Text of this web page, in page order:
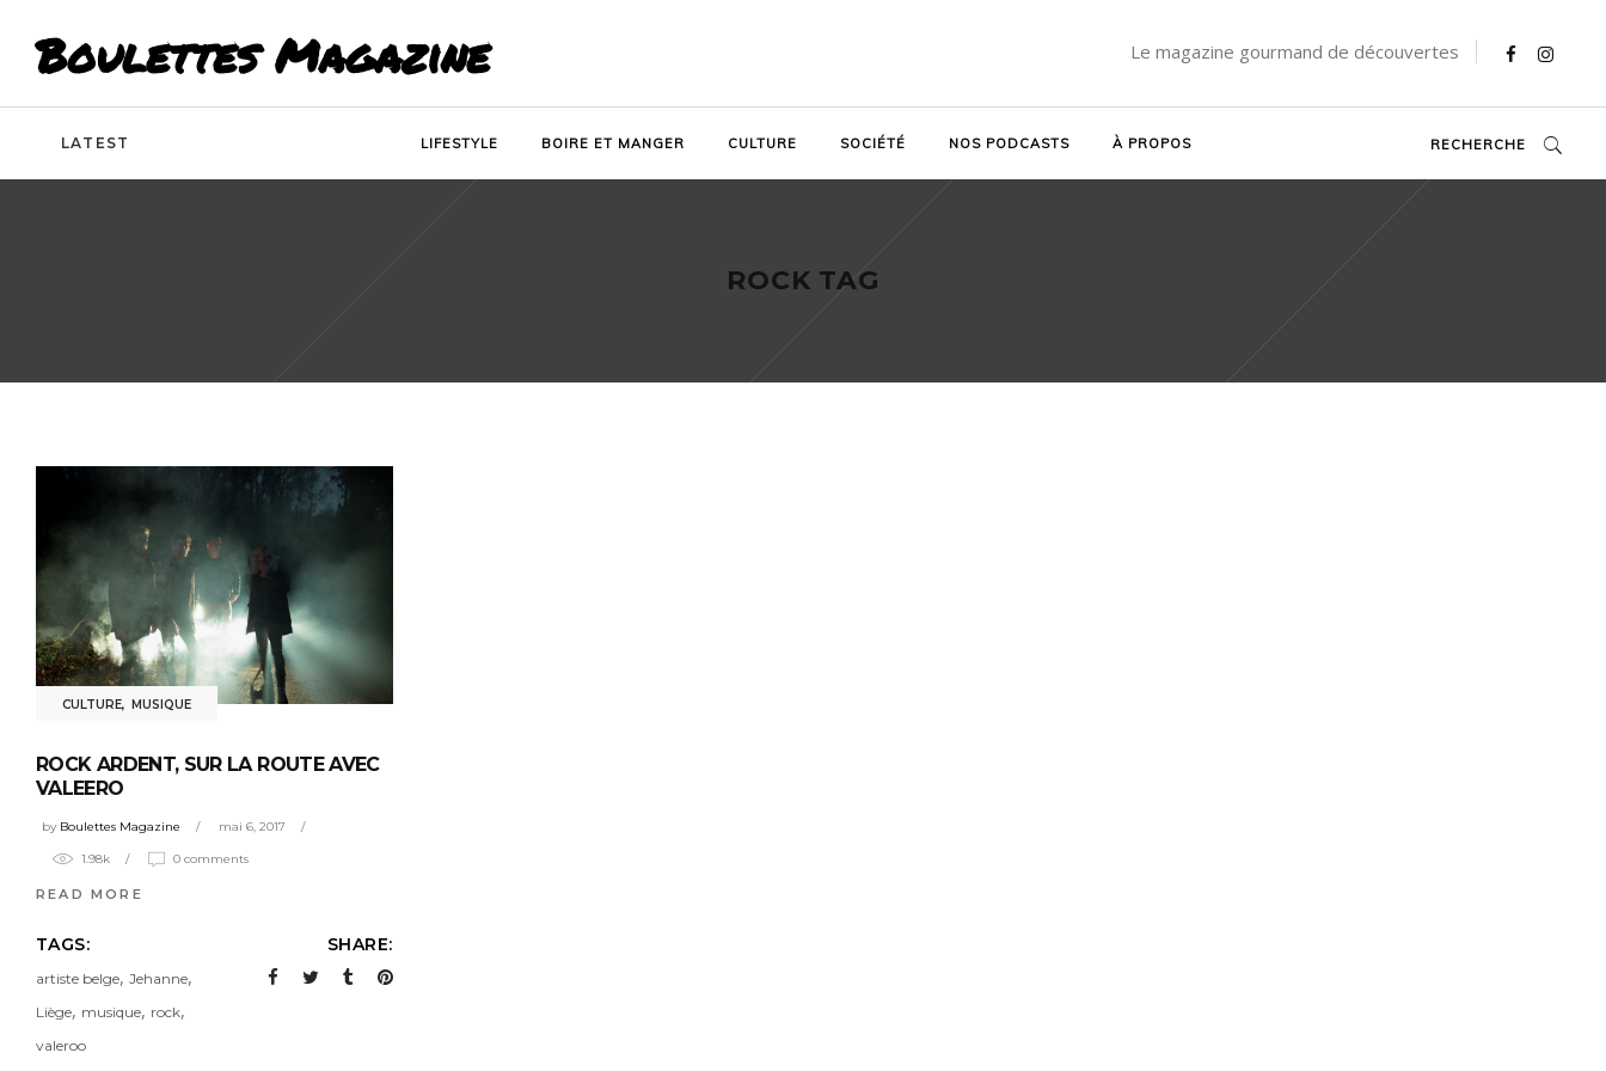
Boulettes Magazine Le magazine gourmand de découvertes
LATEST LIFESTYLE BOIRE ET MANGER CULTURE SOCIÉTÉ NOS PODCASTS À PROPOS RECHERCHE
ROCK TAG
CULTURE, MUSIQUE
ROCK ARDENT, SUR LA ROUTE AVEC
VALEERO
by Boulettes Magazine mai 6, 2017
1.98k 0 comments
READ MORE
TAGS:
artiste belge, Jehanne,
Liège, musique, rock,
valeroo
SHARE: